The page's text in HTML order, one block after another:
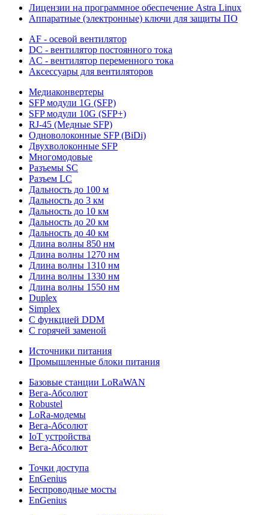
Лицензии на программное обеспечение Astra Linux
Аппаратные (электронные) ключи для защиты ПО
AF - осевой вентилятор
DC - вентилятор постоянного тока
AC - вентилятор переменного тока
Аксессуары для вентиляторов
Медиаконвертеры
SFP модули 1G (SFP)
SFP модули 10G (SFP+)
RJ-45 (Медные SFP)
Одноволоконные SFP (BiDi)
Двухволоконные SFP
Многомодовые
Разъемы SC
Разъем LC
Дальность до 100 м
Дальность до 3 км
Дальность до 10 км
Дальность до 20 км
Дальность до 40 км
Длина волны 850 нм
Длина волны 1270 нм
Длина волны 1310 нм
Длина волны 1330 нм
Длина волны 1550 нм
Duplex
Simplex
С функцией DDM
С горячей заменой
Источники питания
Промышленные блоки питания
Базовые станции LoRaWAN
Вега-Абсолют
Robustel
LoRa-модемы
Вега-Абсолют
IoT устройства
Вега-Абсолют
Точки доступа
EnGenius
Беспроводные мосты
EnGenius